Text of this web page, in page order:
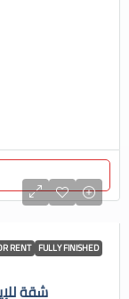
RENT FULLY FINISHED
شقة